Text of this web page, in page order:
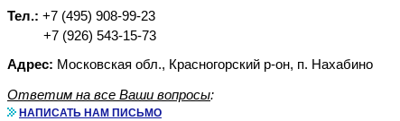
Тел.: +7 (495) 908-99-23
+7 (926) 543-15-73
Адрес: Московская обл., Красногорский р-он, п. Нахабино
Ответим на все Ваши вопросы:
НАПИСАТЬ НАМ ПИСЬМО